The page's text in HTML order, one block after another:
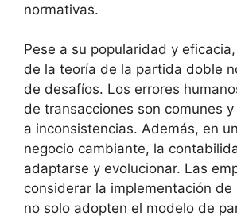
normativas.
Pese a su popularidad y
de la teoría de la partida doble
de desafíos. Los errores
de transacciones son comunes
a inconsistencias. Además, en
negocio cambiante, la
adaptarse y evolucionar. Las
considerar la implementación de
no solo adopten el modelo de